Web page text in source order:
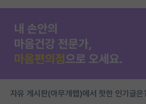
자유 게시판(아무개랩)에서 핫한 인기글은